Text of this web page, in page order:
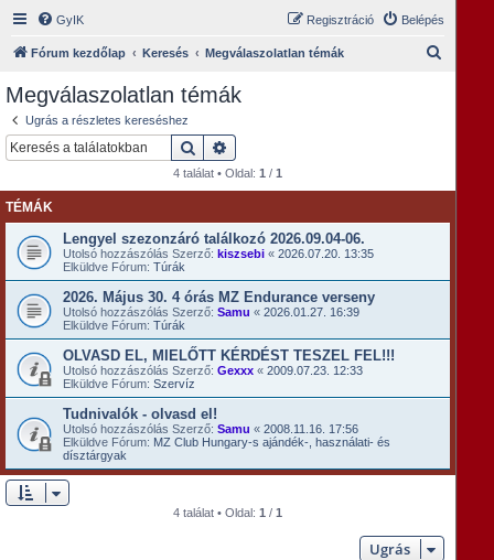
GyIK Belépés
Regisztráció
Fórum kezdőlap Keresés Megválaszolatlan témák
Megválaszolatlan témák
Ugrás a részletes kereséshez
Keresés
4 találat • Oldal:1 /1
TÉMÁK
Lengyel szezonzáró találkozó 2026.09.04-06.
Utolsó hozzászólás Szerző: kiszsebi « 2026.07.20. 13:35
Elküldve Fórum: Túrák
2026. Május 30. 4 órás MZ Endurance verseny
Utolsó hozzászólás Szerző: Samu « 2026.01.27. 16:39
Elküldve Fórum: Túrák
OLVASD EL, MIELŐTT KÉRDÉST TESZEL FEL!!!
Utolsó hozzászólás Szerző: Gexxx « 2009.07.23. 12:33
Elküldve Fórum: Szervíz
Tudnivalók - olvasd el!
Utolsó hozzászólás Szerző: Samu « 2008.11.16. 17:56
Elküldve Fórum: MZ Club Hungary-s ajándék-, használati- és
dísztárgyak
4 találat • Oldal:1 /1
Ugrás